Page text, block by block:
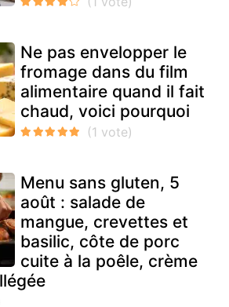
Ne pas envelopper le
fromage dans du film
alimentaire quand il fait
chaud, voici pourquoi
Menu sans gluten, 5
août : salade de
mangue, crevettes et
basilic, côte de porc
cuite à la poêle, crème